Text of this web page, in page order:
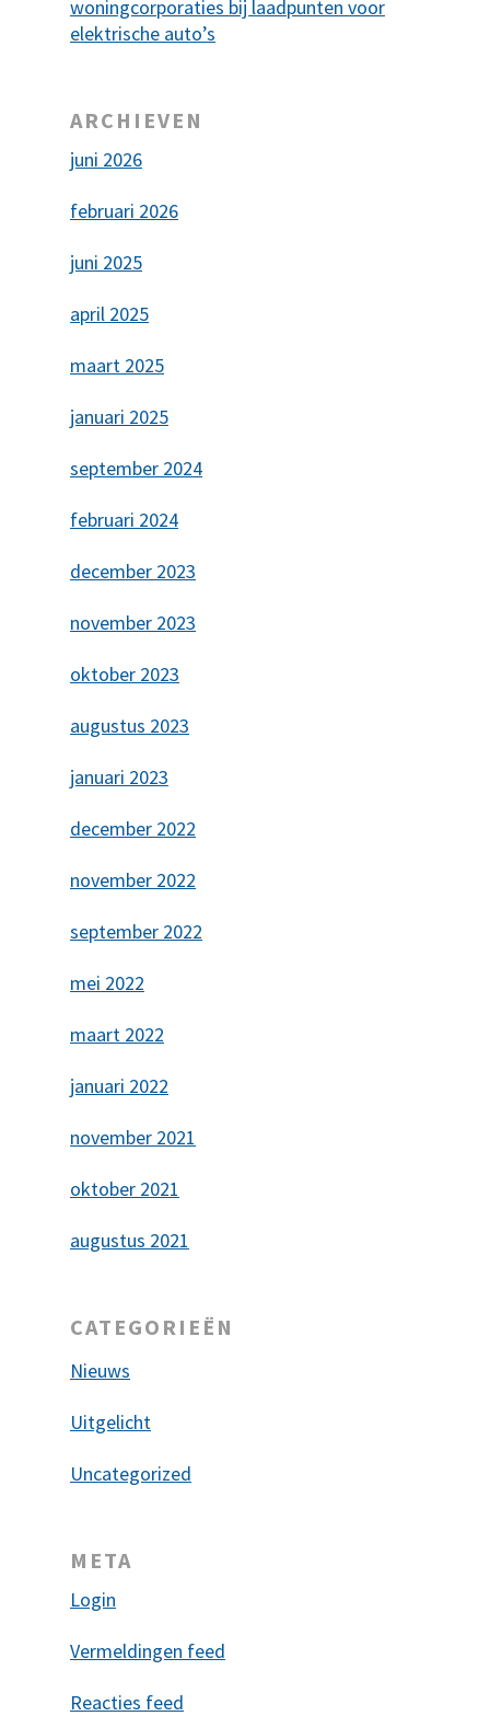
woningcorporaties bij laadpunten voor
elektrische auto’s
ARCHIEVEN
juni 2026
februari 2026
juni 2025
april 2025
maart 2025
januari 2025
september 2024
februari 2024
december 2023
november 2023
oktober 2023
augustus 2023
januari 2023
december 2022
november 2022
september 2022
mei 2022
maart 2022
januari 2022
november 2021
oktober 2021
augustus 2021
CATEGORIEËN
Nieuws
Uitgelicht
Uncategorized
META
Login
Vermeldingen feed
Reacties feed